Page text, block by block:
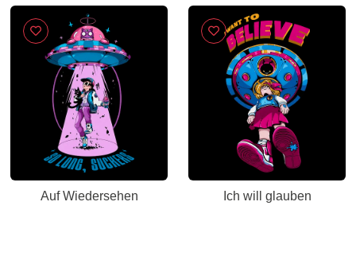
Auf Wiedersehen Ich will glauben